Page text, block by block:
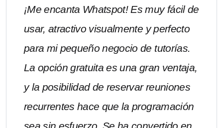
¡Me encanta Whatspot! Es muy fácil de
usar, atractivo visualmente y perfecto
para mi pequeño negocio de tutorías.
La opción gratuita es una gran ventaja,
y la posibilidad de reservar reuniones
recurrentes hace que la programación